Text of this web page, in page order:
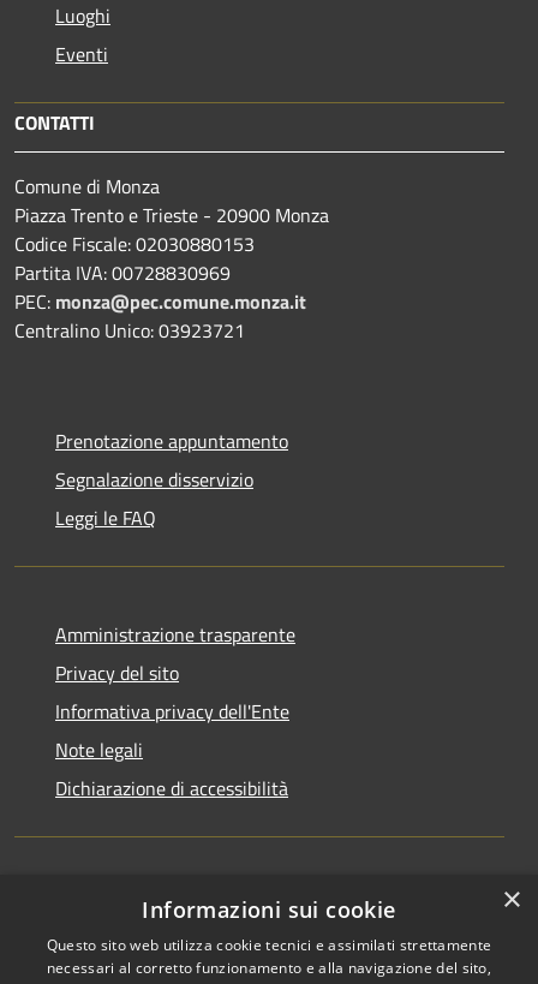
Luoghi
Eventi
CONTATTI
Comune di Monza
Piazza Trento e Trieste - 20900 Monza
Codice Fiscale: 02030880153
Partita IVA: 00728830969
PEC: monza@pec.comune.monza.it
Centralino Unico: 03923721
Prenotazione appuntamento
Segnalazione disservizio
Leggi le FAQ
Amministrazione trasparente
Privacy del sito
Informativa privacy dell'Ente
Note legali
Dichiarazione di accessibilità
Newsletter ×
Informazioni sui cookie
Questo sito web utilizza cookie tecnici e assimilati strettamente
necessari al corretto funzionamento e alla navigazione del sito,